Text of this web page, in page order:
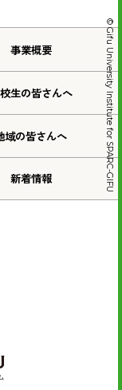
事業概要
生の皆さんへ
域の皆さんへ
新着情報 © Gifu University Institute for SPARC-GIFU